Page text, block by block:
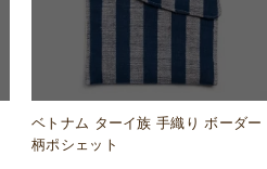
ベトナム ターイ族 手織り ボーダー
柄ポシェット